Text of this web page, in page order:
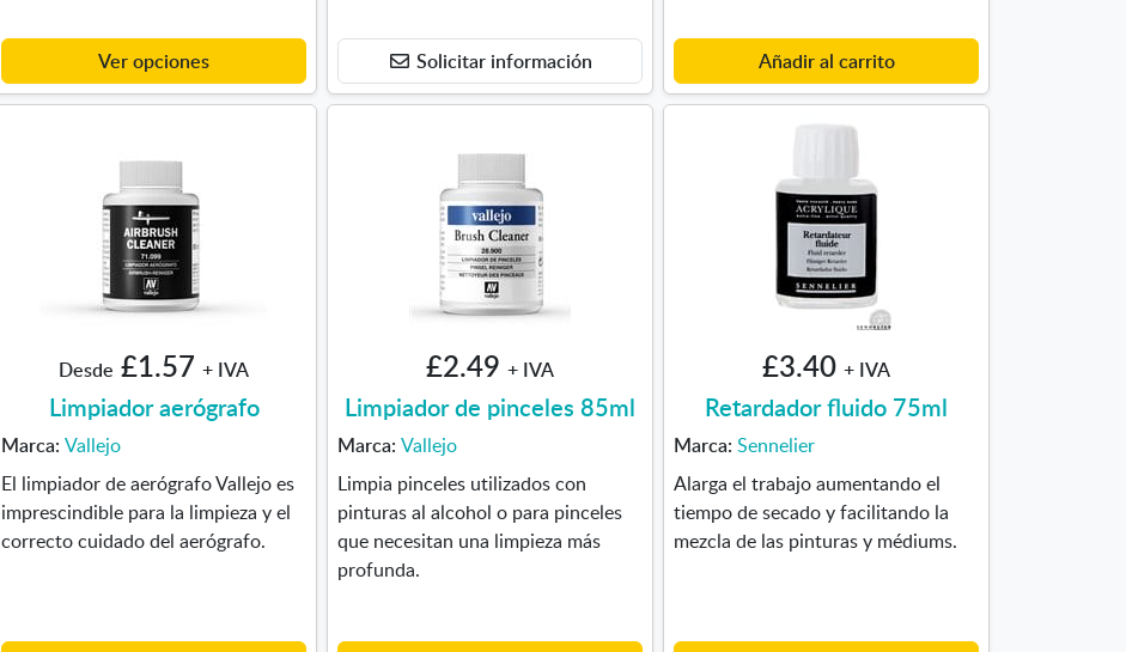
Ver opciones Solicitar información Añadir al carrito
Desde £1.57 + IVA
Limpiador aerógrafo
Marca: Vallejo
El limpiador de aerógrafo Vallejo es
imprescindible para la limpieza y el
correcto cuidado del aerógrafo.
£2.49 + IVA
Limpiador de pinceles 85ml
Marca: Vallejo
Limpia pinceles utilizados con
pinturas al alcohol o para pinceles
que necesitan una limpieza más
profunda.
£3.40 + IVA
Retardador fluido 75ml
Marca: Sennelier
Alarga el trabajo aumentando el
tiempo de secado y facilitando la
mezcla de las pinturas y médiums.